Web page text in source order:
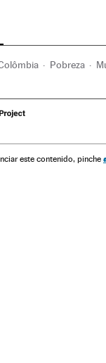
Pobreza
Sociedade
este contenido, pinche